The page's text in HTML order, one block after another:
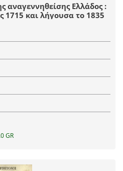
αναγεννηθείσης Ελλάδος :
1715 και λήγουσα το 1835
GR